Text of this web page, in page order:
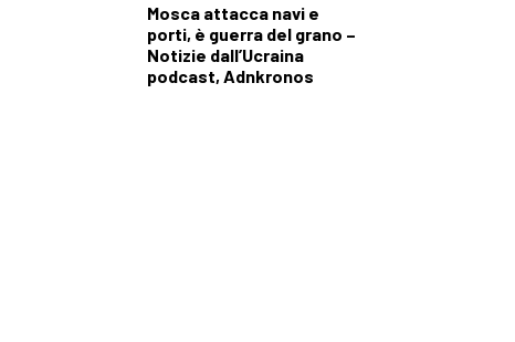
Mosca attacca navi e
porti, è guerra del grano –
Notizie dall’Ucraina
podcast, Adnkronos